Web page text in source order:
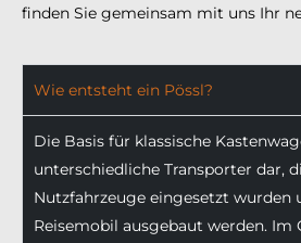
finden Sie gemeinsam mit uns Ihr
Wie entsteht ein Pössl?
Die Basis für klassische
unterschiedliche Transporter dar,
Nutzfahrzeuge eingesetzt wurden
Reisemobil ausgebaut werden. Im